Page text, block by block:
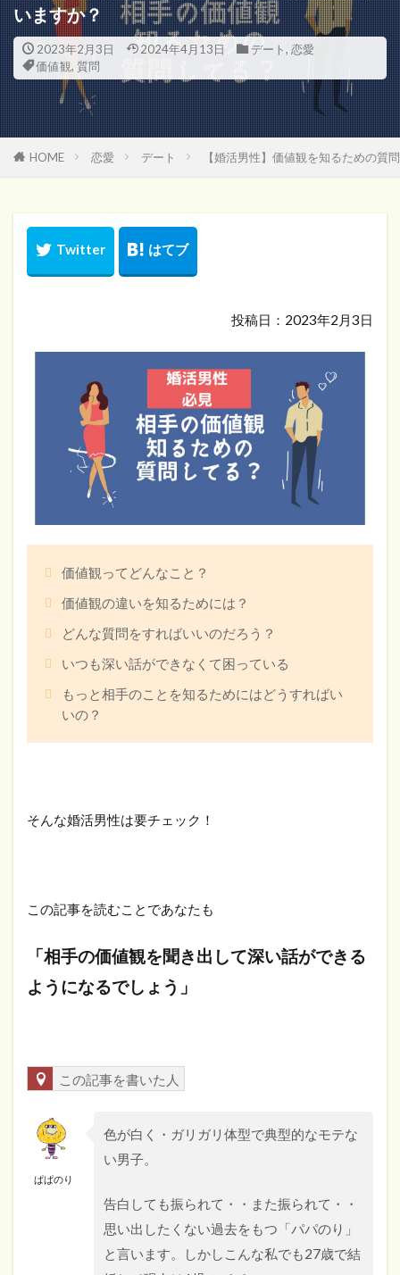
いますか？
2023年2月3日 2024年4月13日 デート, 恋愛
価値観, 質問
HOME 恋愛 デート 【婚活男性】価値観を知るための質
投稿日：2023年2月3日
価値観ってどんなこと？
価値観の違いを知るためには？
どんな質問をすればいいのだろう？
いつも深い話ができなくて困っている
もっと相手のことを知るためにはどうすればい
いの？
そんな婚活男性は要チェック！
この記事を読むことであなたも
「相手の価値観を聞き出して深い話ができる
ようになるでしょう」
この記事を書いた人
ぱぱのり
色が白く・ガリガリ体型で典型的なモテな
い男子。
告白しても振られて・・また振られて・・
思い出したくない過去をもつ「パパのり」
と言います。しかしこんな私でも27歳で結